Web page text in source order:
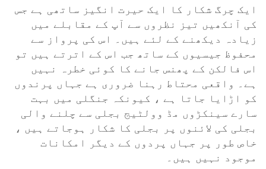
ایک چرگ شکار کا ایک حیرت انگیز ساتھی ہے جس
کی آنکھیں تیز نظروں سے آپ کے مقابلے میں
زیادہ دیکھنے کے لئے ہیں۔ اس کی پرواز سے
محفوظ جیسیوں کے ساتھ جب اس کے اترتے ہیں تو
اس فالکن کے پھنس جانے کا کوئی خطرہ نہیں
ہے۔ واقعی محتاط رہنا ضروری ہے جہاں پرندوں
کو اڑایا جاتا ہے ، کیونکہ جنگلی میں بہت
سارے سینکڑوں مڈ وولٹیج بجلی سے چلنے والی
بجلی کی لائنوں پر بجلی کا شکار ہوجاتے ہیں ،
خاص طور پر جہاں پردوں کے دیگر امکانات
موجود نہیں ہیں۔